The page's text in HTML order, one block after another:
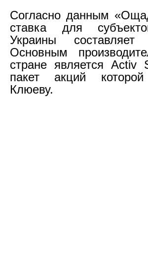
Согласно данным
ставка для
Украины
Основным
стране является Activ
пакет акций
Клюеву.